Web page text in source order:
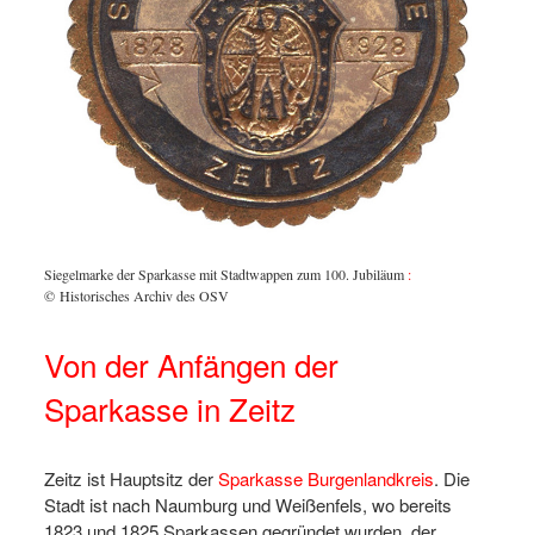
Siegelmarke der Sparkasse mit Stadtwappen zum 100. Jubiläum :
© Historisches Archiv des OSV
Von der Anfängen der
Sparkasse in Zeitz
Zeitz ist Hauptsitz derSparkasse Burgenlandkreis. Die
Stadt ist nach Naumburg und Weißenfels, wo bereits